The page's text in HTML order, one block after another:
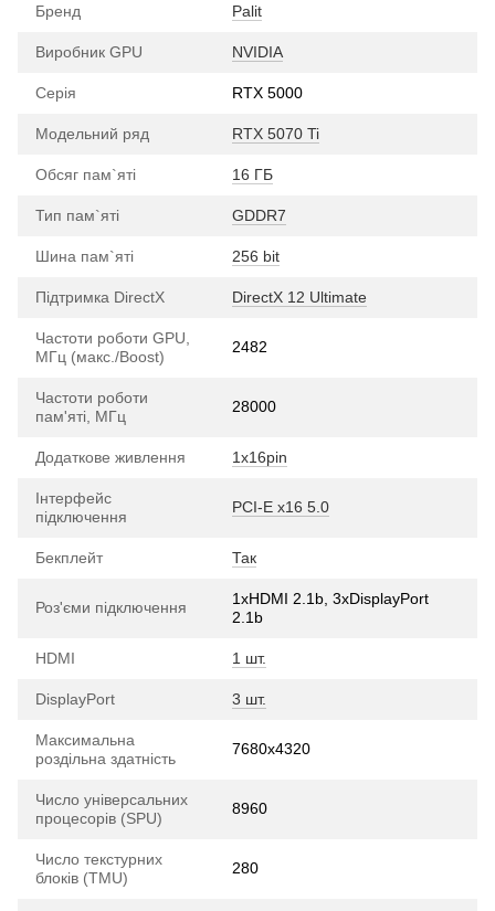
Бренд Palit
Виробник GPU NVIDIA
Серія RTX 5000
Модельний ряд RTX 5070 Ti
Обсяг пам`яті 16 ГБ
Тип пам`яті GDDR7
Шина пам`яті 256 bit
Підтримка DirectX DirectX 12 Ultimate
Частоти роботи GPU,
МГц (макс./Boost)
2482
Частоти роботи
пам'яті, МГц
28000
Додаткове живлення 1х16pin
Інтерфейс
підключення
PCI-E х16 5.0
Бекплейт Так
Роз'єми підключення
1xHDMI 2.1b, 3хDisplayPort
2.1b
HDMI 1 шт.
DisplayPort 3 шт.
Максимальна
роздільна здатність
7680x4320
Число універсальних
процесорів (SPU)
8960
Число текстурних
блоків (TMU)
280